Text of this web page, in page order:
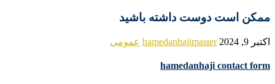
ممکن است دوست داشته باشید
اکتبر 9, 2024 hamedanhajimaster عمومی
hamedanhaji contact form